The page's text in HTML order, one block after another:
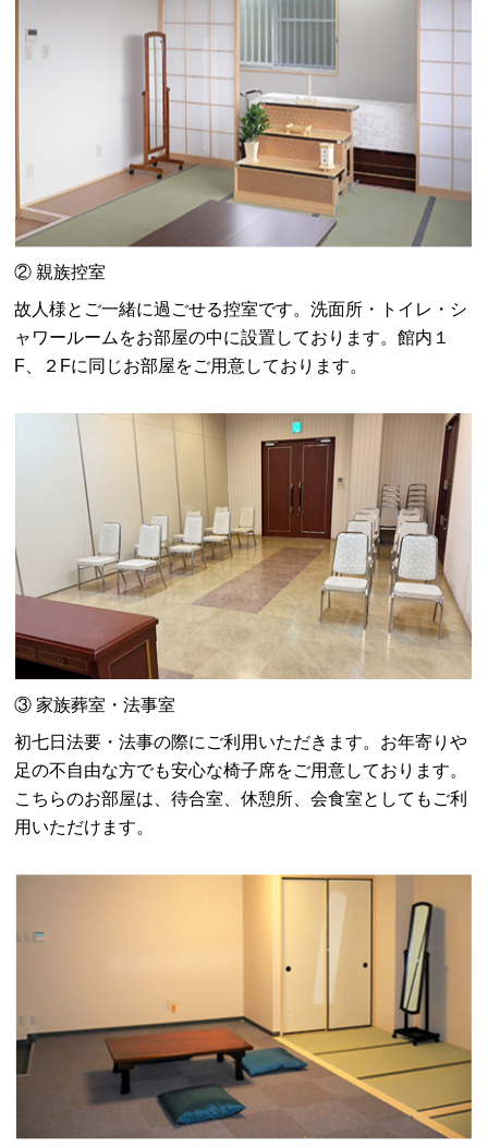
② 親族控室
故人様とご一緒に過ごせる控室です。洗面所・トイレ・シ
ャワールームをお部屋の中に設置しております。館内１
F、２Fに同じお部屋をご用意しております。
③ 家族葬室・法事室
初七日法要・法事の際にご利用いただきます。お年寄りや
足の不自由な方でも安心な椅子席をご用意しております。
こちらのお部屋は、待合室、休憩所、会食室としてもご利
用いただけます。